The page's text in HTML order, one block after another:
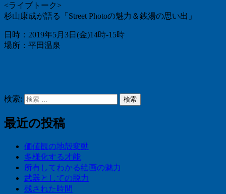
<ライブトーク>
杉山康成が語る「Street Photoの魅力＆銭湯の思い出」
日時：2019年5月3日(金)14時-15時
場所：平田温泉
検索: 検索
最近の投稿
価値観の地殻変動
多様化する才能
所有してわかる絵画の魅力
武器としての脱力
残された時間